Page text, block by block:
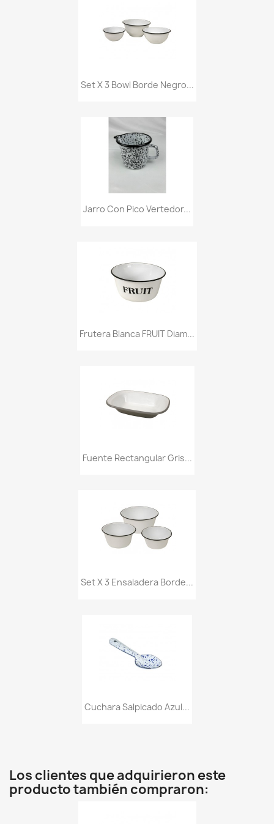
Set X 3 Bowl Borde Negro...
Jarro Con Pico Vertedor...
Frutera Blanca FRUIT Diam...
Fuente Rectangular Gris...
Set X 3 Ensaladera Borde...
Cuchara Salpicado Azul...
Los clientes que adquirieron este
producto también compraron: